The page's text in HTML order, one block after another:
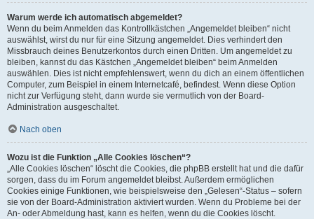
Warum werde ich automatisch abgemeldet?
Wenn du beim Anmelden das Kontrollkästchen „Angemeldet bleiben“ nicht
auswählst, wirst du nur für eine Sitzung angemeldet. Dies verhindert den
Missbrauch deines Benutzerkontos durch einen Dritten. Um angemeldet zu
bleiben, kannst du das Kästchen „Angemeldet bleiben“ beim Anmelden
auswählen. Dies ist nicht empfehlenswert, wenn du dich an einem öffentlichen
Computer, zum Beispiel in einem Internetcafé, befindest. Wenn diese Option
nicht zur Verfügung steht, dann wurde sie vermutlich von der Board-
Administration ausgeschaltet.
Nach oben
Wozu ist die Funktion „Alle Cookies löschen“?
„Alle Cookies löschen“ löscht die Cookies, die phpBB erstellt hat und die dafür
sorgen, dass du im Forum angemeldet bleibst. Außerdem ermöglichen
Cookies einige Funktionen, wie beispielsweise den „Gelesen“-Status – sofern
sie von der Board-Administration aktiviert wurden. Wenn du Probleme bei der
An- oder Abmeldung hast, kann es helfen, wenn du die Cookies löscht.